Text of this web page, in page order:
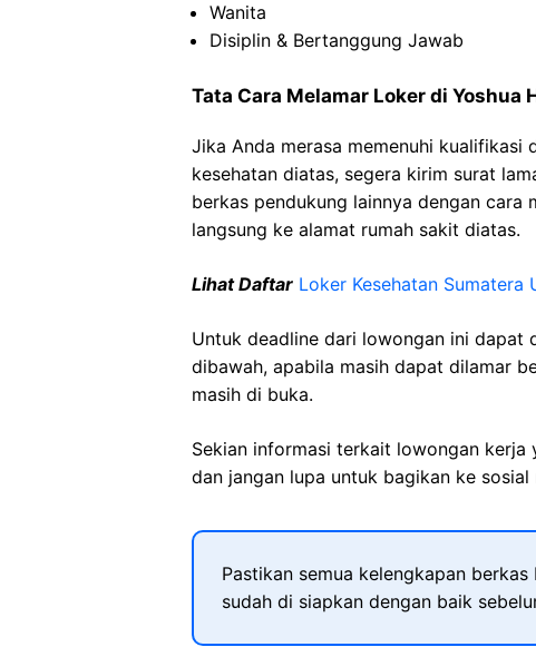
Wanita
Disiplin & Bertanggung Jawab
Tata Cara Melamar Loker di Yoshua
Jika Anda merasa memenuhi
kesehatan diatas, segera kirim surat
berkas pendukung lainnya dengan cara
langsung ke alamat rumah sakit diatas.
Lihat Daftar Loker Kesehatan Sumatera
Untuk deadline dari lowongan ini dapat
dibawah, apabila masih dapat dilamar
masih di buka.
Sekian informasi terkait lowongan
dan jangan lupa untuk bagikan ke
Pastikan semua kelengkapan
sudah di siapkan dengan baik